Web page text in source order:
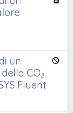
un
CO₂
Fluent